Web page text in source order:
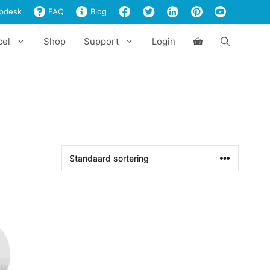
FAQ Blog
Shop Support Login